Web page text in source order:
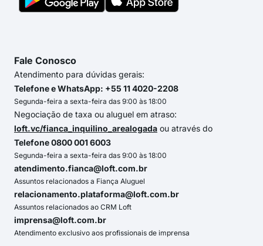
Fale Conosco
Atendimento para dúvidas gerais:
Telefone e WhatsApp: +55 11 4020-2208
Segunda-feira a sexta-feira das 9:00 às 18:00
Negociação de taxa ou aluguel em atraso:
loft.vc/fianca_inquilino_arealogada ou através do
Telefone 0800 001 6003
Segunda-feira a sexta-feira das 9:00 às 18:00
atendimento.fianca@loft.com.br
Assuntos relacionados a Fiança Aluguel
relacionamento.plataforma@loft.com.br
Assuntos relacionados ao CRM Loft
imprensa@loft.com.br
Atendimento exclusivo aos profissionais de imprensa